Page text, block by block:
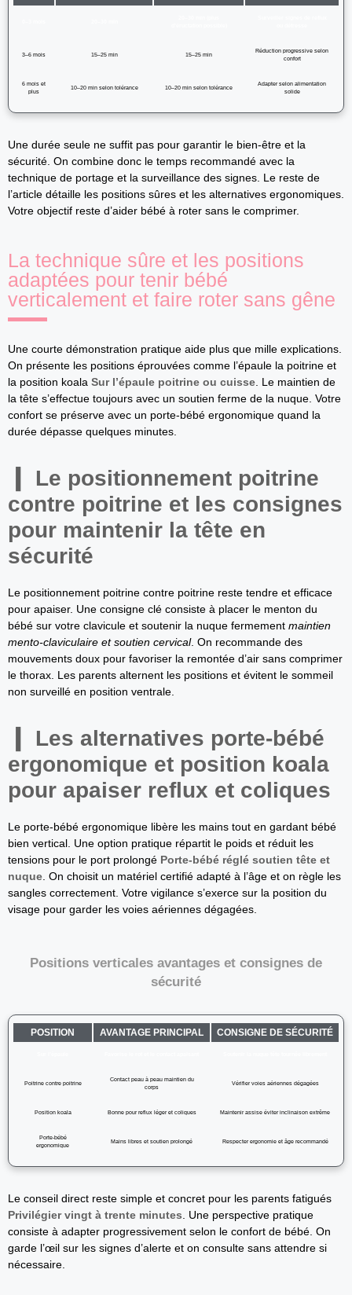
3–6 mois 15–25 min 15–25 min
Réduction progressive selon
confort
6 mois et
plus
10–20 min selon tolérance 10–20 min selon tolérance
Adapter selon alimentation
solide
Une durée seule ne suffit pas pour garantir le bien-être et la
sécurité. On combine donc le temps recommandé avec la
technique de portage et la surveillance des signes. Le reste de
l’article détaille les positions sûres et les alternatives ergonomiques.
Votre objectif reste d’aider bébé à roter sans le comprimer.
La technique sûre et les positions
adaptées pour tenir bébé
verticalement et faire roter sans gêne
Une courte démonstration pratique aide plus que mille explications.
On présente les positions éprouvées comme l’épaule la poitrine et
la position koala Sur l’épaule poitrine ou cuisse . Le maintien de
la tête s’effectue toujours avec un soutien ferme de la nuque. Votre
confort se préserve avec un porte-bébé ergonomique quand la
durée dépasse quelques minutes.
Le positionnement poitrine
contre poitrine et les consignes
pour maintenir la tête en
sécurité
Le positionnement poitrine contre poitrine reste tendre et efficace
pour apaiser. Une consigne clé consiste à placer le menton du
bébé sur votre clavicule et soutenir la nuque fermement maintien
mento-claviculaire et soutien cervical. On recommande des
mouvements doux pour favoriser la remontée d’air sans comprimer
le thorax. Les parents alternent les positions et évitent le sommeil
non surveillé en position ventrale.
Les alternatives porte-bébé
ergonomique et position koala
pour apaiser reflux et coliques
Le porte-bébé ergonomique libère les mains tout en gardant bébé
bien vertical. Une option pratique répartit le poids et réduit les
tensions pour le port prolongé Porte-bébé réglé soutien tête et
nuque . On choisit un matériel certifié adapté à l’âge et on règle les
sangles correctement. Votre vigilance s’exerce sur la position du
visage pour garder les voies aériennes dégagées.
Positions verticales avantages et consignes de
sécurité
POSITION AVANTAGE PRINCIPAL CONSIGNE DE SÉCURITÉ
Poitrine contre poitrine
Contact peau à peau maintien du
corps
Vérifier voies aériennes dégagées
Position koala Bonne pour reflux léger et coliques Maintenir assise éviter inclinaison extrême
Porte-bébé
ergonomique
Mains libres et soutien prolongé Respecter ergonomie et âge recommandé
Le conseil direct reste simple et concret pour les parents fatigués
Privilégier vingt à trente minutes . Une perspective pratique
consiste à adapter progressivement selon le confort de bébé. On
garde l’œil sur les signes d’alerte et on consulte sans attendre si
nécessaire.